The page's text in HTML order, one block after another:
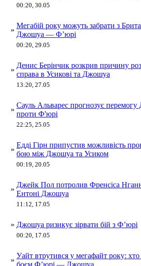
00:20, 30.05
»
Мегабій року можуть забрати з
Джошуа — Ф’юрі
00:20, 29.05
»
Денис Берінчик розкрив причину
справа в Усикові та Джошуа
13:20, 27.05
»
Сауль Альварес прогнозує
проти Ф'юрі
22:25, 25.05
»
Едді Гірн припустив можливість
бою між Джошуа та Усиком
00:19, 20.05
»
Джейк Пол потролив Френсіса
Ентоні Джошуа
11:12, 17.05
» Джошуа ризикує зірвати бій з Ф’юрі
00:20, 17.05
»
Уайт втрутився у мегафайт року: хто
боєм Ф’юрі — Джошуа